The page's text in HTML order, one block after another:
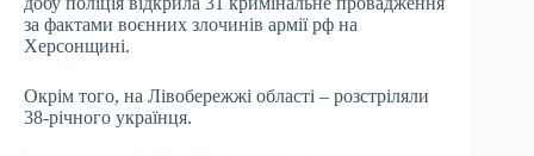
за фактами воєнних злочинів армії рф на
Херсонщині.
Окрім того, на Лівобережжі області – розстріляли
38-річного українця.